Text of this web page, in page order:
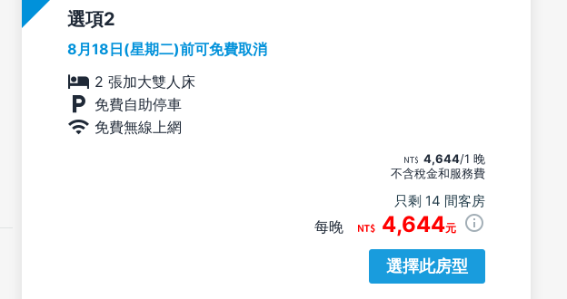
選項
8月18日(星期二)前可免費取消
2 張加大雙人床
免費自助停車
免費無線上網
4,644/1 晚
不含稅金和服務費
只剩 14 間客房
每晚 4,644元
選擇此房型